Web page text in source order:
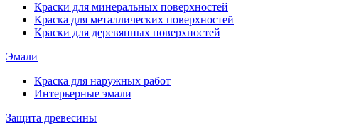
Краски для минеральных поверхностей
Краска для металлических поверхностей
Краски для деревянных поверхностей
Эмали
Краска для наружных работ
Интерьерные эмали
Защита древесины